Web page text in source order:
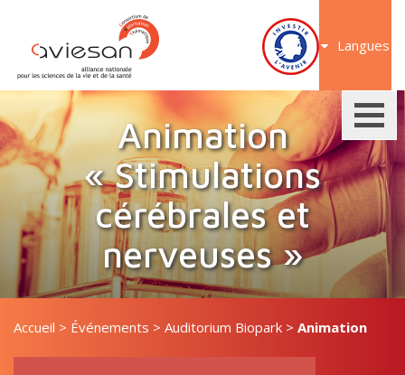
contenu
Langues
Animation
« Stimulations
cérébrales et
nerveuses »
Accueil > Événements > Auditorium Biopark > Animation